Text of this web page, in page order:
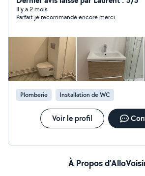
luminaires.
Il y a 2 mois
Parfait je recommande encore merci
Plomberie Installation de WC
Voir le profil
À Propos